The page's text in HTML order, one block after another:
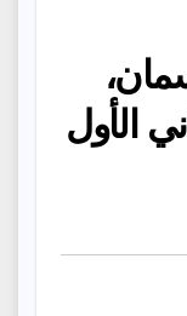
الأول